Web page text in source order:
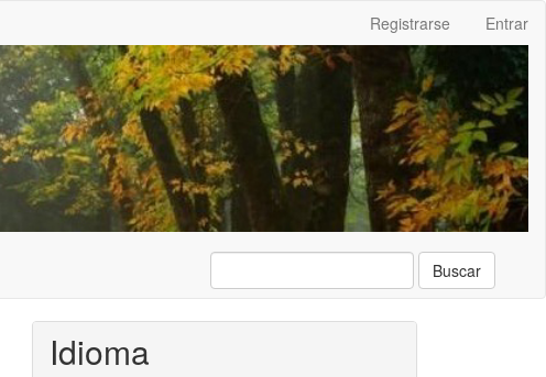
Registrarse Entrar
Buscar
Idioma